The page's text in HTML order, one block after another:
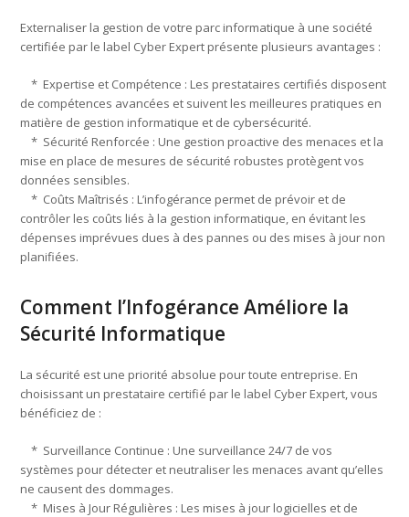
Externaliser la gestion de votre parc informatique à une société
certifiée par le label Cyber Expert présente plusieurs avantages :
* Expertise et Compétence : Les prestataires certifiés disposent
de compétences avancées et suivent les meilleures pratiques en
matière de gestion informatique et de cybersécurité.
* Sécurité Renforcée : Une gestion proactive des menaces et la
mise en place de mesures de sécurité robustes protègent vos
données sensibles.
* Coûts Maîtrisés : L’infogérance permet de prévoir et de
contrôler les coûts liés à la gestion informatique, en évitant les
dépenses imprévues dues à des pannes ou des mises à jour non
planifiées.
Comment l’Infogérance Améliore la
Sécurité Informatique
La sécurité est une priorité absolue pour toute entreprise. En
choisissant un prestataire certifié par le label Cyber Expert, vous
bénéficiez de :
* Surveillance Continue : Une surveillance 24/7 de vos
systèmes pour détecter et neutraliser les menaces avant qu’elles
ne causent des dommages.
* Mises à Jour Régulières : Les mises à jour logicielles et de